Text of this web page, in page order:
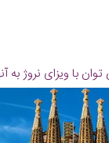
با ویزای نروژ به